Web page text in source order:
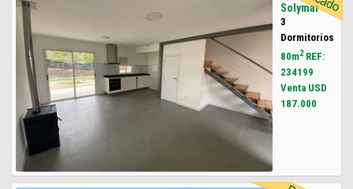
Solymar
3
Dormitorios
80m2REF:
234199
Venta USD
187.000